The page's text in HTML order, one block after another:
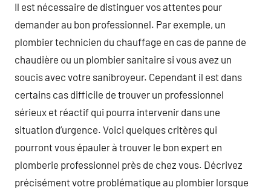
Il est nécessaire de distinguer vos attentes pour
demander au bon professionnel. Par exemple, un
plombier technicien du chauffage en cas de panne de
chaudière ou un plombier sanitaire si vous avez un
soucis avec votre sanibroyeur. Cependant il est dans
certains cas difficile de trouver un professionnel
sérieux et réactif qui pourra intervenir dans une
situation d’urgence. Voici quelques critères qui
pourront vous épauler à trouver le bon expert en
plomberie professionnel près de chez vous. Décrivez
précisément votre problématique au plombier lorsque